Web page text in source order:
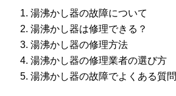
湯沸かし器の故障について
湯沸かし器は修理できる？
湯沸かし器の修理方法
湯沸かし器の修理業者の選び方
湯沸かし器の故障でよくある質問